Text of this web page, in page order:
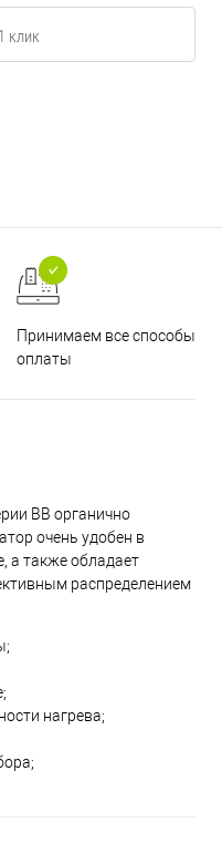
клик
Принимаем все способы
оплаты
BB органично
очень удобен в
а также обладает
распределением
нагрева;